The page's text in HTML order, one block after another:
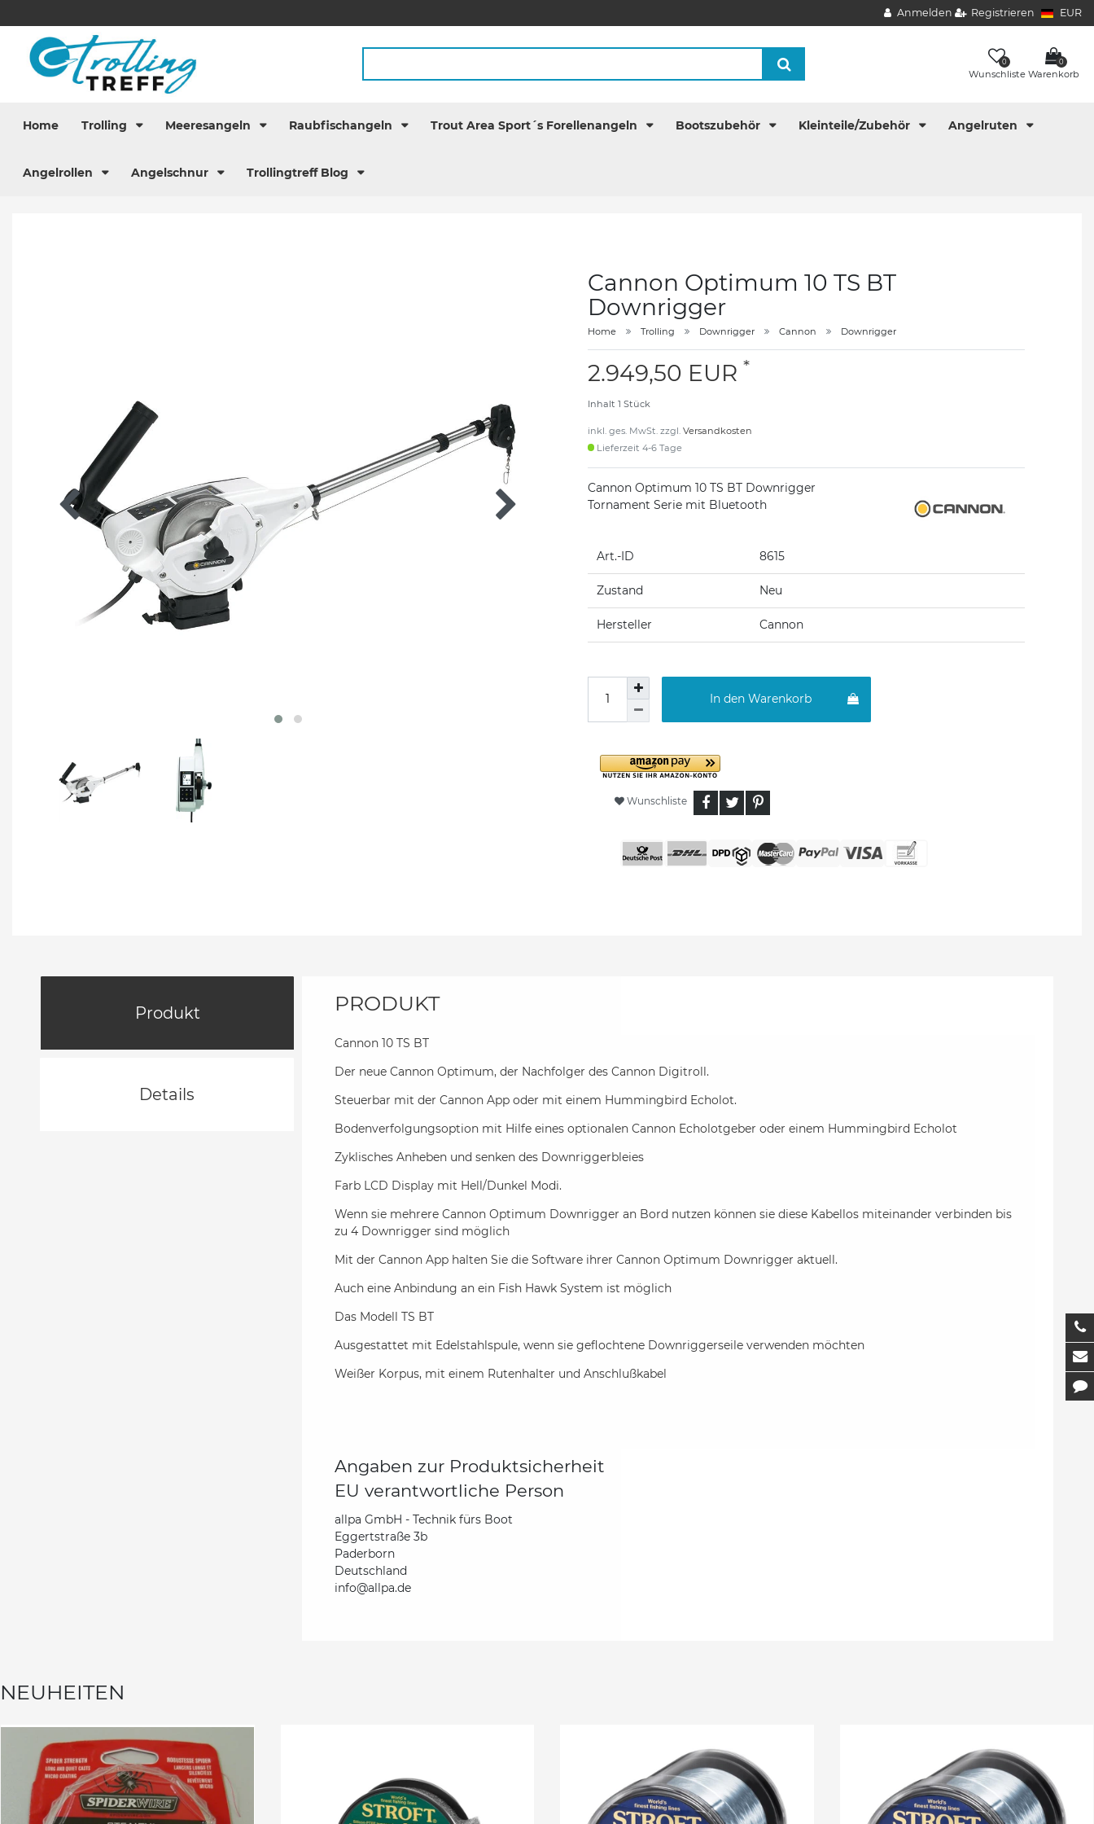
Anmelden Registrieren EUR
0
Wunschliste
0
Warenkorb
Home Trolling Meeresangeln Raubfischangeln Trout Area Sport´s Forellenangeln Bootszubehör Kleinteile/Zubehör Angelruten
Angelrollen Angelschnur Trollingtreff Blog
Cannon Optimum 10 TS BT
Downrigger
Home Trolling Downrigger Cannon Downrigger
2.949,50 EUR *
Inhalt 1 Stück
inkl. ges. MwSt. zzgl. Versandkosten
Lieferzeit 4-6 Tage
Cannon Optimum 10 TS BT Downrigger
Tornament Serie mit Bluetooth
Art.-ID 8615
Zustand Neu
Hersteller Cannon
In den Warenkorb
Wunschliste
Produkt
Details
PRODUKT
Cannon 10 TS BT
Der neue Cannon Optimum, der Nachfolger des Cannon Digitroll.
Steuerbar mit der Cannon App oder mit einem Hummingbird Echolot.
Bodenverfolgungsoption mit Hilfe eines optionalen Cannon Echolotgeber oder einem Hummingbird Echolot
Zyklisches Anheben und senken des Downriggerbleies
Farb LCD Display mit Hell/Dunkel Modi.
Wenn sie mehrere Cannon Optimum Downrigger an Bord nutzen können sie diese Kabellos miteinander verbinden bis
zu 4 Downrigger sind möglich
Mit der Cannon App halten Sie die Software ihrer Cannon Optimum Downrigger aktuell.
Auch eine Anbindung an ein Fish Hawk System ist möglich
Das Modell TS BT
Ausgestattet mit Edelstahlspule, wenn sie geflochtene Downriggerseile verwenden möchten
Weißer Korpus, mit einem Rutenhalter und Anschlußkabel
Angaben zur Produktsicherheit
EU verantwortliche Person
allpa GmbH - Technik fürs Boot
Eggertstraße 3b
Paderborn
Deutschland
info@allpa.de
NEUHEITEN